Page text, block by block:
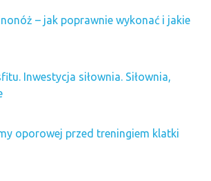
– jak poprawnie wykonać i jakie
Inwestycja siłownia. Siłownia,
oporowej przed treningiem klatki